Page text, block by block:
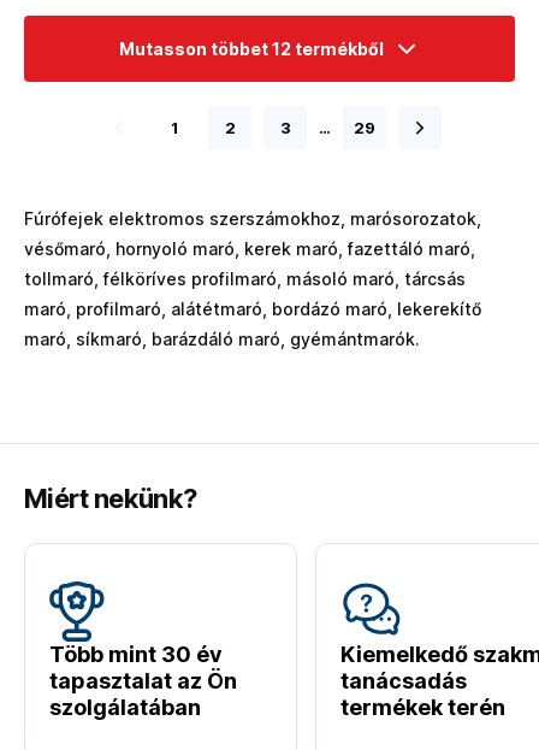
Mutasson többet 12 termékből
1 2 3 … 29
Fúrófejek elektromos szerszámokhoz, marósorozatok,
vésőmaró, hornyoló maró, kerek maró, fazettáló maró,
tollmaró, félköríves profilmaró, másoló maró, tárcsás
maró, profilmaró, alátétmaró, bordázó maró, lekerekítő
maró, síkmaró, barázdáló maró, gyémántmarók.
Miért nekünk?
Több mint 30 év
tapasztalat az Ön
szolgálatában
Kiemelkedő
tanácsadás
termékek terén